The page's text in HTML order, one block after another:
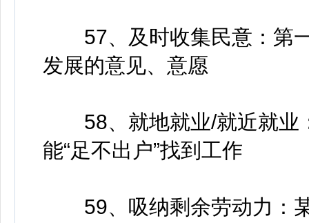
57、及时收集民意：第一
发展的意见、意愿
58、就地就业/就近就业
能“足不出户”找到工作
59、吸纳剩余劳动力：某